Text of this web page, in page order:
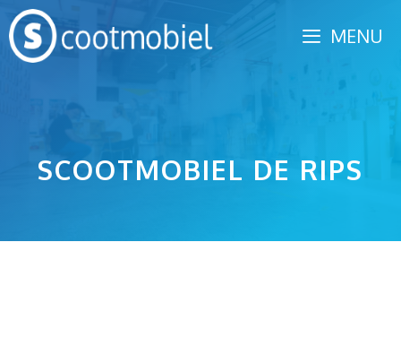
Spring
naar
inhoud
MENU
SCOOTMOBIEL DE RIPS